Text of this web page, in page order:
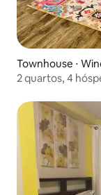
Townhouse ⋅
2 quartos, 4